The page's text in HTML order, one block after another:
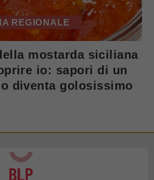
REGIONALE
mostarda siciliana
io: sapori di un
diventa golosissimo